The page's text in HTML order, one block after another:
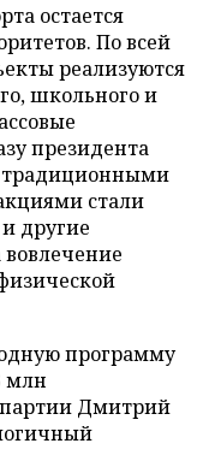
остается
По всей
реализуются
школьного и
президента
традиционными
стали
другие
программу
млн
Дмитрий